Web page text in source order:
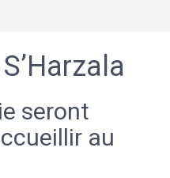
seront
au